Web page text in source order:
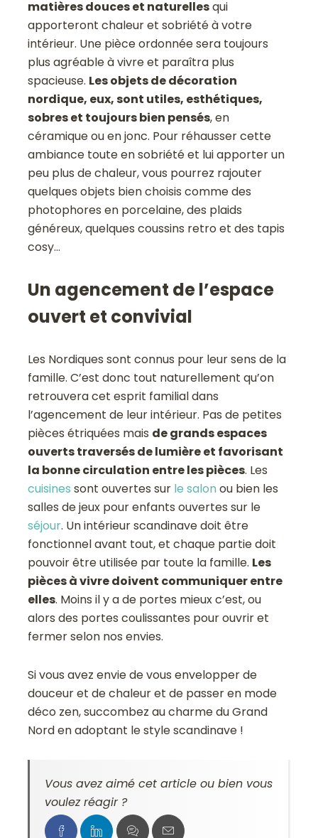
matières douces et naturellesqui
apporteront chaleur et sobriété à votre
intérieur. Une pièce ordonnée sera toujours
plus agréable à vivre et paraîtra plus
spacieuse. Les objets de décoration
nordique, eux, sont utiles, esthétiques,
sobres et toujours bien pensés, en
céramique ou en jonc. Pour réhausser cette
ambiance toute en sobriété et lui apporter un
peu plus de chaleur, vous pourrez rajouter
quelques objets bien choisis comme des
photophores en porcelaine, des plaids
généreux, quelques coussins retro et des tapis
cosy…
Un agencement de l’espace
ouvert et convivial
Les Nordiques sont connus pour leur sens de la
famille. C’est donc tout naturellement qu’on
retrouvera cet esprit familial dans
l’agencement de leur intérieur. Pas de petites
pièces étriquées mais de grands espaces
ouverts traversés de lumière et favorisant
la bonne circulation entre les pièces. Les
cuisines sont ouvertes sur le salon ou bien les
salles de jeux pour enfants ouvertes sur le
séjour. Un intérieur scandinave doit être
fonctionnel avant tout, et chaque partie doit
pouvoir être utilisée par toute la famille. Les
pièces à vivre doivent communiquer entre
elles. Moins il y a de portes mieux c’est, ou
alors des portes coulissantes pour ouvrir et
fermer selon nos envies.
Si vous avez envie de vous envelopper de
douceur et de chaleur et de passer en mode
déco zen, succombez au charme du Grand
Nord en adoptant le style scandinave !
Vous avez aimé cet article ou bien vous
voulez réagir ?